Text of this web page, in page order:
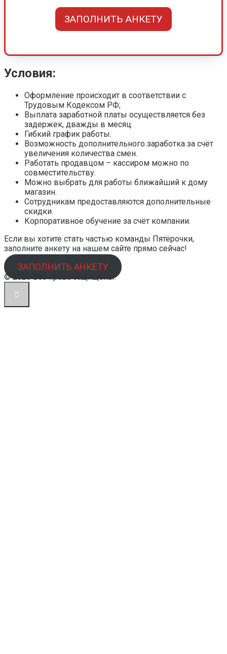
ЗАПОЛНИТЬ АНКЕТУ
Условия:
Оформление происходит в соответствии с
Трудовым Кодексом РФ;
Выплата заработной платы осуществляется без
задержек, дважды в месяц.
Гибкий график работы.
Возможность дополнительного заработка за счёт
увеличения количества смен.
Работать продавцом – кассиром можно по
совместительству.
Можно выбрать для работы ближайший к дому
магазин.
Сотрудникам предоставляются дополнительные
скидки.
Корпоративное обучение за счёт компании.
Если вы хотите стать частью команды Пятёрочки,
заполните анкету на нашем сайте прямо сейчас!
ЗАПОЛНИТЬ АНКЕТУ
© 2026 Все права защищены.